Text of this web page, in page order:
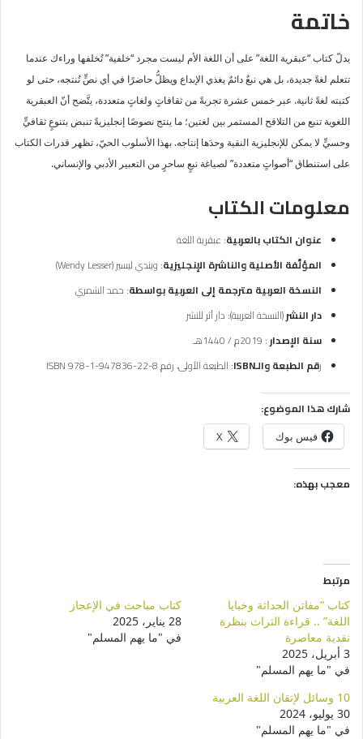
خاتمة
يدلّ كتاب “عبقرية اللغة” على أن اللغة الأم ليست مجرد “خلفية” تُخلفها وراءك عندما
تتعلم لغةً جديدة، بل هي نبعٌ دائمٌ يغذي الإبداع ويظلُّ حاضرًا في أي نصٍّ تُنتجه، حتى لو
كتبته لغةً ثانية. عبر خمس عشرة تجربةً من ثقافاتٍ ولغاتٍ متعددة، يتَّضح أنّ العبقرية
اللغوية تنبع من التلاقح المستمر بين لغتين؛ ما ينتج نصوصًا إنجليزيةً تنبض بتنوعٍ ثقافيٍّ
وحسيٍّ لا يمكن للإنجليزية النقية وحدَها إنتاجه. بهذا الأسلوب الحيّ، تظهر قدرات الكتاب
على استنطاق “أصواتٍ متعددة” لصياغة نبعٍ ساحرٍ من التعبير الأدبي والإنساني.
معلومات الكتاب
عنوان الكتاب بالعربية: عبقرية اللغة
المؤلِّفة الأصلية والناشرة الإنجليزية: ويندي ليسير (Wendy Lesser)
النسخة العربية مترجمة إلى العربية بواسطة: حمد الشمري
دار النشر(النسخة العربية): دار أثر للنشر
سنة الإصدار: 2019م / 1440هـ
رقم الطبعة والـISBN : الطبعة الأولى، رقم ISBN 978-1-947836-22-8
شارك هذا الموضوع:
فيس بوك X
معجب بهذه:
مرتبط
كتاب “مفاتن الحداثة وخبايا
اللغة” .. قراءة التراث بنظرة
نقدية معاصرة
3 أبريل، 2025
في "ما يهم المسلم"
كتاب مباحث في الإعجاز
28 يناير، 2025
في "ما يهم المسلم"
10 وسائل لإتقان اللغة العربية
30 يوليو، 2024
في "ما يهم المسلم"